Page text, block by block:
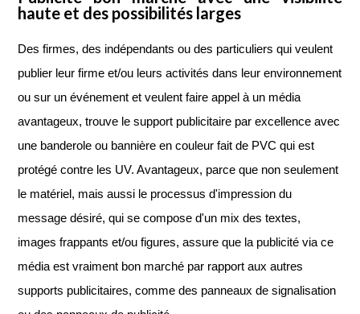
haute et des possibilités larges
Des firmes, des indépendants ou des particuliers qui veulent
publier leur firme et/ou leurs activités dans leur environnement
ou sur un événement et veulent faire appel à un média
avantageux, trouve le support publicitaire par excellence avec
une banderole ou bannière en couleur fait de PVC qui est
protégé contre les UV. Avantageux, parce que non seulement
le matériel, mais aussi le processus d'impression du
message désiré, qui se compose d'un mix des textes,
images frappants et/ou figures, assure que la publicité via ce
média est vraiment bon marché par rapport aux autres
supports publicitaires, comme des panneaux de signalisation